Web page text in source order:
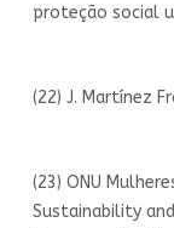
proteção social
(22) J. Martínez
(23) ONU
Sustainability and